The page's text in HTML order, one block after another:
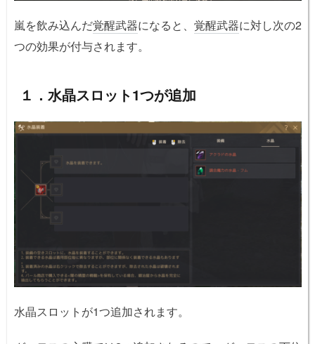
嵐を飲み込んだ覚醒武器になると、 覚醒武器に対し次の2
つの効果が付与されます。
１．水晶スロット1つが追加
水晶スロットが1つ追加されます。